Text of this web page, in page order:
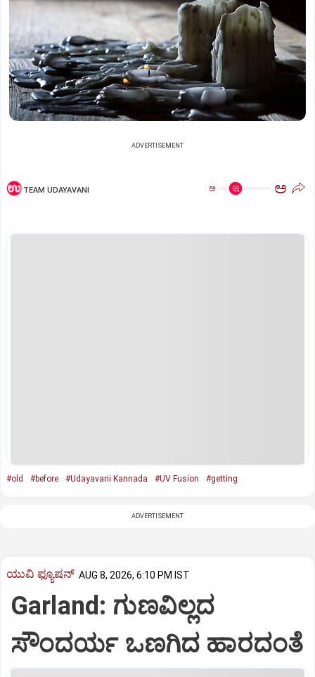
ADVERTISEMENT
TEAM UDAYAVANI ಅ ಅ
#old #before #Udayavani Kannada #UV Fusion #getting
ADVERTISEMENT
ಯುವಿ ಫ್ಯೂಷನ್ AUG 8, 2026, 6:10 PM IST
Garland: ಗುಣವಿಲ್ಲದ
ಸೌಂದರ್ಯ ಒಣಗಿದ ಹಾರದಂತೆ